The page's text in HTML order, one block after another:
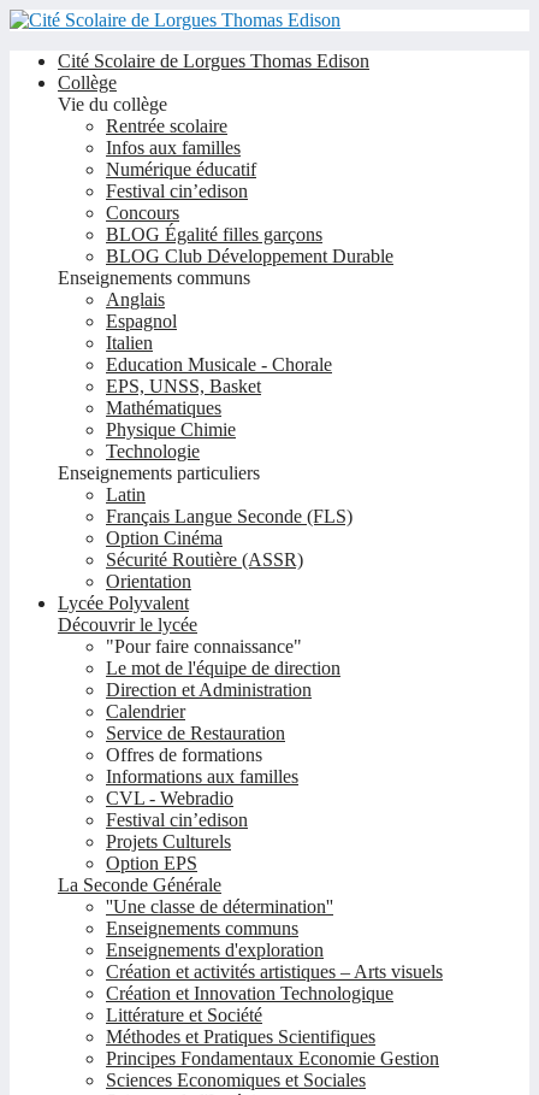
Cité Scolaire de Lorgues Thomas Edison
Collège
Vie du collège
Rentrée scolaire
Infos aux familles
Numérique éducatif
Festival cin’edison
Concours
BLOG Égalité filles garçons
BLOG Club Développement Durable
Enseignements communs
Anglais
Espagnol
Italien
Education Musicale - Chorale
EPS, UNSS, Basket
Mathématiques
Physique Chimie
Technologie
Enseignements particuliers
Latin
Français Langue Seconde (FLS)
Option Cinéma
Sécurité Routière (ASSR)
Orientation
Lycée Polyvalent
Découvrir le lycée
"Pour faire connaissance"
Le mot de l'équipe de direction
Direction et Administration
Calendrier
Service de Restauration
Offres de formations
Informations aux familles
CVL - Webradio
Festival cin’edison
Projets Culturels
Option EPS
La Seconde Générale
''Une classe de détermination''
Enseignements communs
Enseignements d'exploration
Création et activités artistiques – Arts visuels
Création et Innovation Technologique
Littérature et Société
Méthodes et Pratiques Scientifiques
Principes Fondamentaux Economie Gestion
Sciences Economiques et Sociales